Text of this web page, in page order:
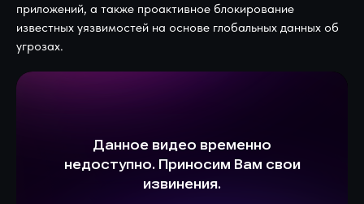
приложений, а также проактивное блокирование
известных уязвимостей на основе глобальных данных об
угрозах.